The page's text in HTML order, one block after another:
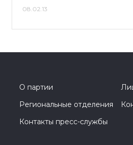
08.02.13
О партии
Региональные отделения
Контакты пресс-службы